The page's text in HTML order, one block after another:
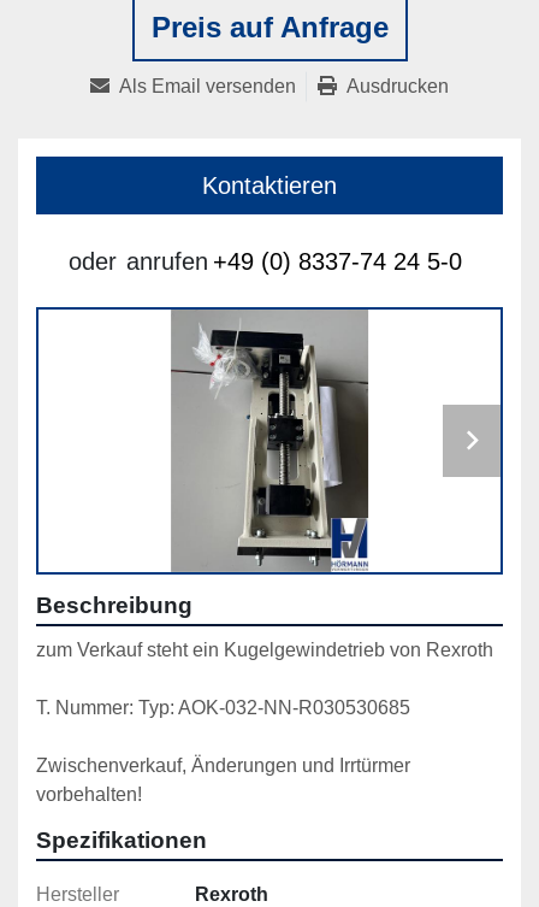
Preis auf Anfrage
Als Email versenden Ausdrucken
Kontaktieren
oder anrufen +49 (0) 8337-74 24 5-0
Beschreibung
zum Verkauf steht ein Kugelgewindetrieb von Rexroth
T. Nummer: Typ: AOK-032-NN-R030530685
Zwischenverkauf, Änderungen und Irrtürmer
vorbehalten!
Spezifikationen
Hersteller Rexroth